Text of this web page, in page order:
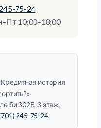
75-24
10:00–18:00
история
би 302Б, 3 этаж,
245-75-24.